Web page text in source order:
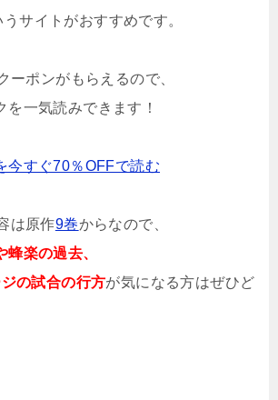
うサイトがおすすめです。
ーポンがもらえるので、
を一気読みできます！
今すぐ70％OFFで読む
は原作9巻からなので、
楽の過去、
の試合の行方が気になる方はぜひど